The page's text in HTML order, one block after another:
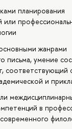
планирования
или
жанрами
письма, умение
соответствующий
и
в